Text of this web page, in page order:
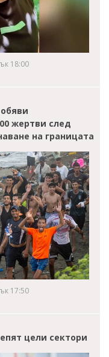
18:00
жертви след
на границата
17:50
цели сектори